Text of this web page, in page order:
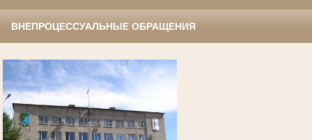
ВНЕПРОЦЕССУАЛЬНЫЕ ОБРАЩЕНИЯ